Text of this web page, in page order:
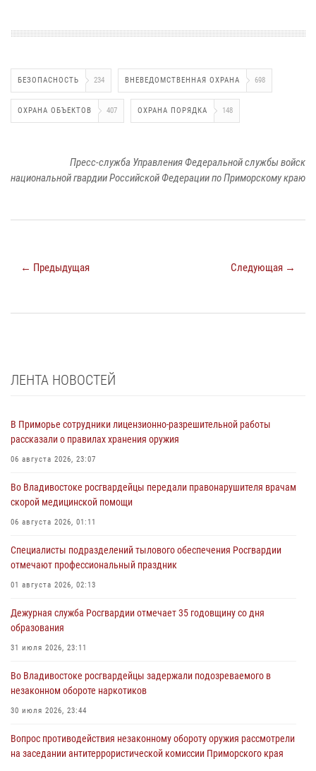
БЕЗОПАСНОСТЬ 234 ВНЕВЕДОМСТВЕННАЯ ОХРАНА 698
ОХРАНА ОБЪЕКТОВ 407 ОХРАНА ПОРЯДКА 148
Пресс-служба Управления Федеральной службы войск
национальной гвардии Российской Федерации по Приморскому краю
← Предыдущая Следующая →
ЛЕНТА НОВОСТЕЙ
В Приморье сотрудники лицензионно-разрешительной работы
рассказали о правилах хранения оружия
06 августа 2026, 23:07
Во Владивостоке росгвардейцы передали правонарушителя врачам
скорой медицинской помощи
06 августа 2026, 01:11
Специалисты подразделений тылового обеспечения Росгвардии
отмечают профессиональный праздник
01 августа 2026, 02:13
Дежурная служба Росгвардии отмечает 35 годовщину со дня
образования
31 июля 2026, 23:11
Во Владивостоке росгвардейцы задержали подозреваемого в
незаконном обороте наркотиков
30 июля 2026, 23:44
Вопрос противодействия незаконному обороту оружия рассмотрели
на заседании антитеррористической комиссии Приморского края